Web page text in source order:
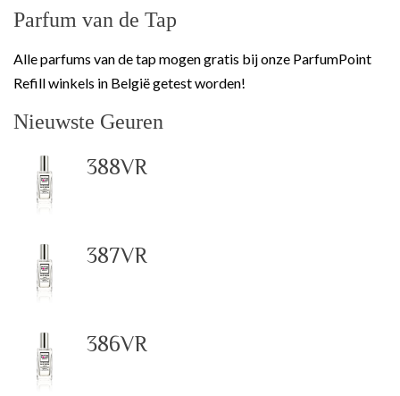
Parfum van de Tap
Alle parfums van de tap mogen gratis bij onze ParfumPoint
Refill winkels in België getest worden!
Nieuwste Geuren
388VR
387VR
386VR